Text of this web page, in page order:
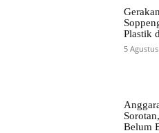
Plastik
5
Belum